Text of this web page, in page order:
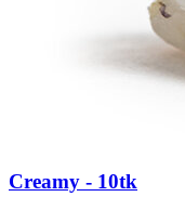
Creamy - 10tk